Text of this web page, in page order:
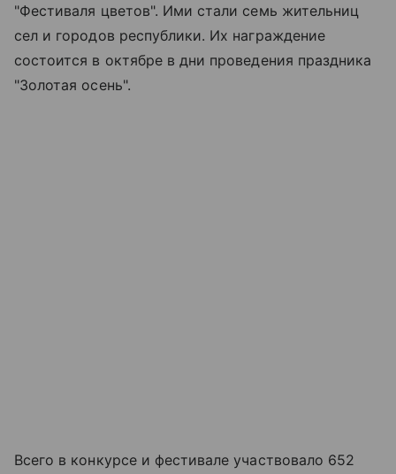
"Фестиваля цветов". Ими стали семь жительниц
сел и городов республики. Их награждение
состоится в октябре в дни проведения праздника
"Золотая осень".
Всего в конкурсе и фестивале участвовало 652